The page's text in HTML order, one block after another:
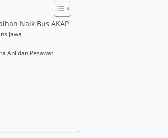
Naik Bus AKAP
Jawa
Api dan Pesawat